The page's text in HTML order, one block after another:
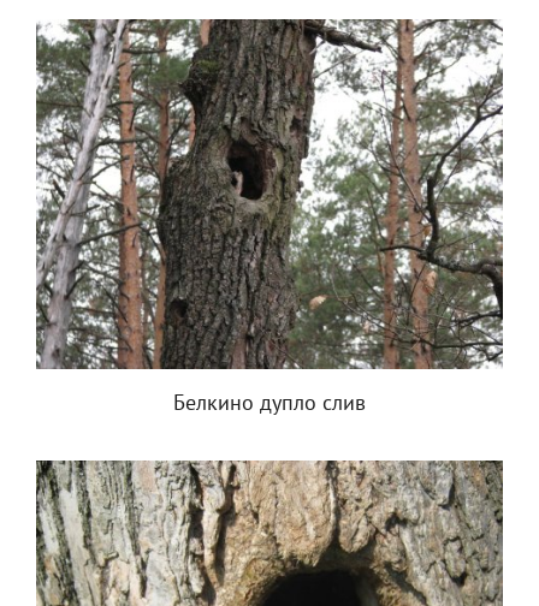
Белкино дупло слив